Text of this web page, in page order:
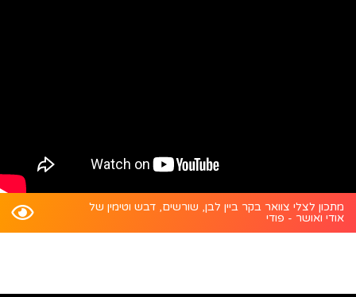
מתכון לצלי צוואר בקר ביין לבן, שורשים, דבש וטימין של
אודי ואושר - פודי